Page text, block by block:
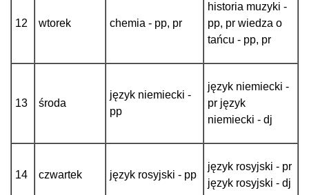
12 wtorek chemia - pp, pr
historia muzyki -
pp, pr wiedza o
tańcu - pp, pr
13 środa
język niemiecki -
pp
język niemiecki -
pr język
niemiecki - dj
14 czwartek język rosyjski - pp
język rosyjski - pr
język rosyjski - dj